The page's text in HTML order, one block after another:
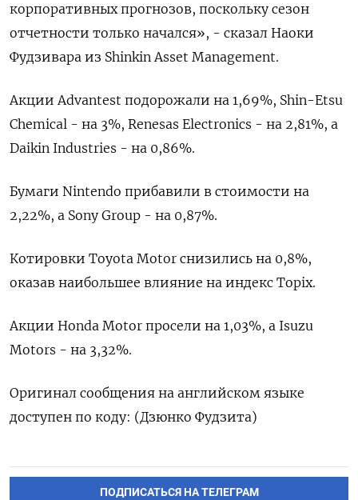
корпоративных прогнозов, поскольку сезон
отчетности только начался», - сказал Наоки
Фудзивара из Shinkin Asset Management.
Акции Advantest подорожали на 1,69%, Shin-Etsu
Chemical - на 3%, Renesas Electronics - на 2,81%, а
Daikin Industries - на 0,86%.
Бумаги Nintendo прибавили в стоимости на
2,22%, а Sony Group - на 0,87%.
Котировки Toyota Motor снизились на 0,8%,
оказав наибольшее влияние на индекс Topix.
Акции Honda Motor просели на 1,03%, а Isuzu
Motors - на 3,32%.
Оригинал сообщения на английском языке
доступен по коду: (Дзюнко Фудзита)
ПОДПИСАТЬСЯ НА ТЕЛЕГРАМ